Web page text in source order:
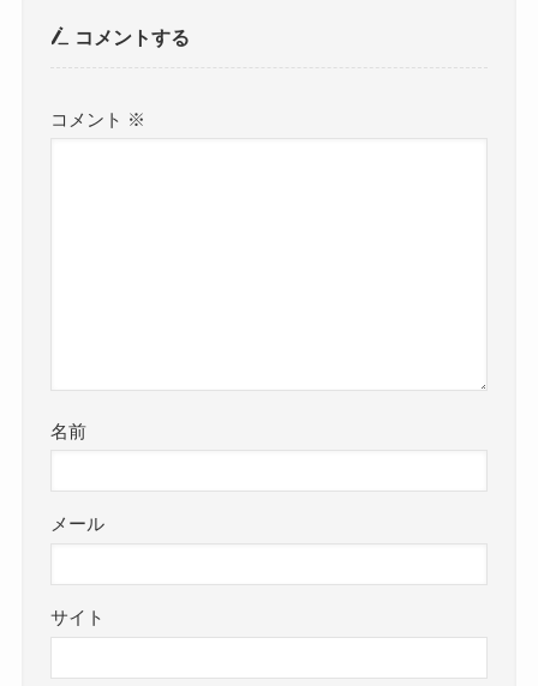
コメントする
コメント ※
名前
メール
サイト